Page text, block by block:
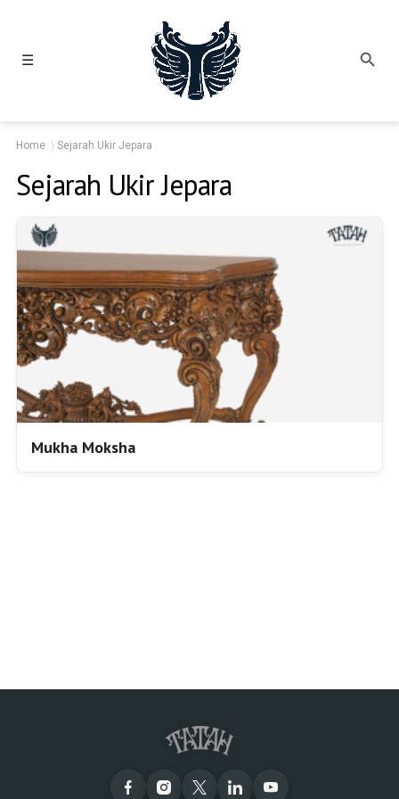
☰
Home Sejarah Ukir Jepara
Sejarah Ukir Jepara
Mukha Moksha